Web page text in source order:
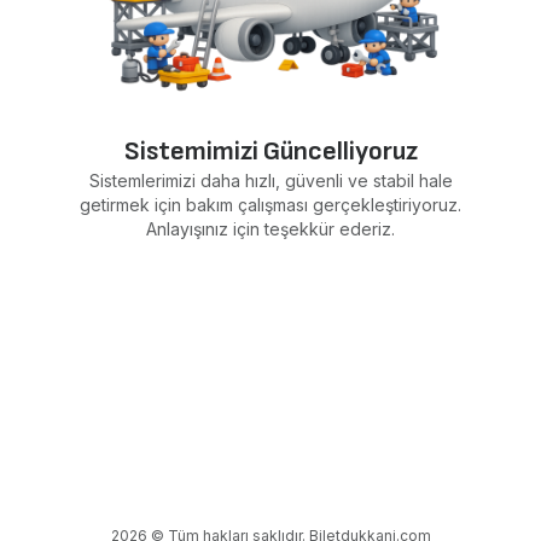
Sistemimizi Güncelliyoruz
Sistemlerimizi daha hızlı, güvenli ve stabil hale
getirmek için bakım çalışması gerçekleştiriyoruz.
Anlayışınız için teşekkür ederiz.
2026 © Tüm hakları saklıdır. Biletdukkani.com